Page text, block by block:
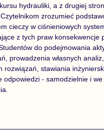
hydrauliki, a z drugiej
zrozumieć
cieczy w ciśnieniowych
z tych praw konsekwencje
do podejmowania
prowadzenia własnych
rozwiązań, stawiania
odpowiedzi - samodzielnie i we